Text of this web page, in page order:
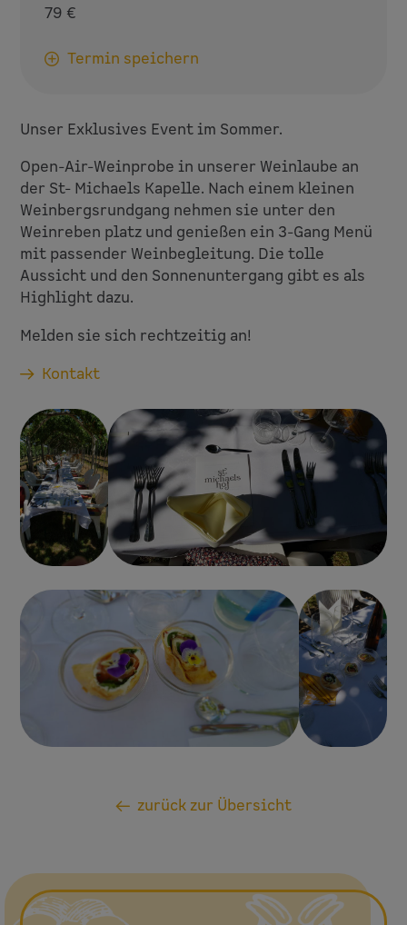
79 €
Termin speichern
Unser Exklusives Event im Sommer.
Open-Air-Weinprobe in unserer Weinlaube an
der St- Michaels Kapelle. Nach einem kleinen
Weinbergsrundgang nehmen sie unter den
Weinreben platz und genießen ein 3-Gang Menü
mit passender Weinbegleitung. Die tolle
Aussicht und den Sonnenuntergang gibt es als
Highlight dazu.
Melden sie sich rechtzeitig an!
Kontakt
zurück zur Übersicht